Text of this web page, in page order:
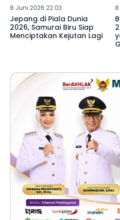
8 Juni 2026 22:03
Jepang di Piala Dunia
2026, Samurai Biru Siap
Menciptakan Kejutan Lagi